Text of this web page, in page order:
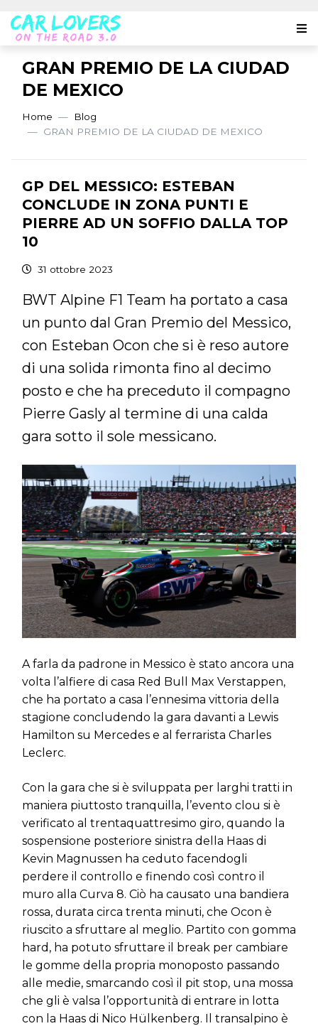
GRAN PREMIO DE LA CIUDAD
DE MEXICO
Home
Blog
GRAN PREMIO DE LA CIUDAD DE MEXICO
GP DEL MESSICO: ESTEBAN
CONCLUDE IN ZONA PUNTI E
PIERRE AD UN SOFFIO DALLA TOP
10
31 ottobre 2023
BWT Alpine F1 Team ha portato a casa
un punto dal Gran Premio del Messico,
con Esteban Ocon che si è reso autore
di una solida rimonta fino al decimo
posto e che ha preceduto il compagno
Pierre Gasly al termine di una calda
gara sotto il sole messicano.
A farla da padrone in Messico è stato ancora una
volta l’alfiere di casa Red Bull Max Verstappen,
che ha portato a casa l’ennesima vittoria della
stagione concludendo la gara davanti a Lewis
Hamilton su Mercedes e al ferrarista Charles
Leclerc.
Con la gara che si è sviluppata per larghi tratti in
maniera piuttosto tranquilla, l’evento clou si è
verificato al trentaquattresimo giro, quando la
sospensione posteriore sinistra della Haas di
Kevin Magnussen ha ceduto facendogli
perdere il controllo e finendo così contro il
muro alla Curva 8. Ciò ha causato una bandiera
rossa, durata circa trenta minuti, che Ocon è
riuscito a sfruttare al meglio. Partito con gomma
hard, ha potuto sfruttare il break per cambiare
le gomme della propria monoposto passando
alle medie, smarcando così il pit stop, una mossa
che gli è valsa l’opportunità di entrare in lotta
con la Haas di Nico Hülkenberg. Il transalpino è